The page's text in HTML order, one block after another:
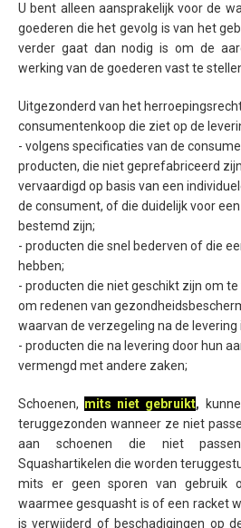
U bent alleen aansprakelijk voor de
goederen die het gevolg is van het
verder gaat dan nodig is om de
werking van de goederen vast te
Uitgezonderd van het
consumentenkoop die ziet op de
- volgens specificaties van de
producten, die niet geprefabriceerd
vervaardigd op basis van een
de consument, of die duidelijk voor
bestemd zijn;
- producten die snel bederven of die
hebben;
- producten die niet geschikt zijn om
om redenen van
waarvan de verzegeling na de levering
- producten die na levering door hun
vermengd met andere zaken;
Schoenen, mits niet gebruikt,
teruggezonden wanneer ze niet
aan schoenen die niet
Squashartikelen die worden
mits er geen sporen van gebruik
waarmee gesquasht is of een racket
is verwijderd of beschadigingen op